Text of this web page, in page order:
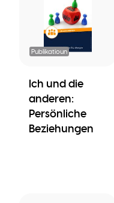
Publikatioun
Ich und die
anderen:
Persönliche
Beziehungen